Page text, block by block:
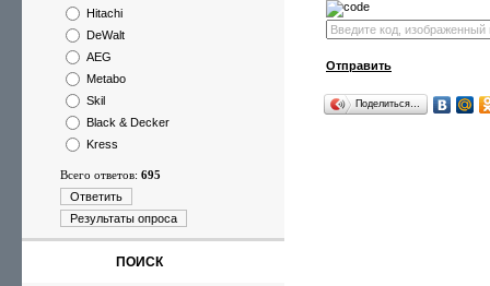
Hitachi
DeWalt
AEG
Metabo
Skil
Black & Decker
Kress
Всего ответов: 695
Ответить
Результаты опроса
ПОИСК
Отправить
Поделиться…